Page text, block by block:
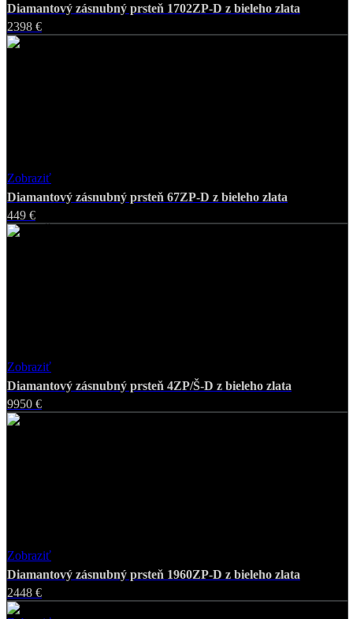
Diamantový zásnubný prsteň 1702ZP-D z bieleho zlata
2398 €
Zobraziť
Diamantový zásnubný prsteň 67ZP-D z bieleho zlata
449 €
Zobraziť
Diamantový zásnubný prsteň 4ZP/Š-D z bieleho zlata
9950 €
Zobraziť
Diamantový zásnubný prsteň 1960ZP-D z bieleho zlata
2448 €